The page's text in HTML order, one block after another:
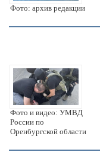
Фото: архив редакции
Фото и видео: УМВД
России по
Оренбургской области